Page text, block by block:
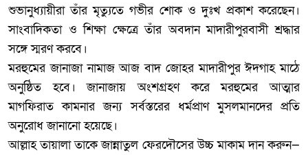
শুভানুধ্যায়ীরা তাঁর মৃত্যুতে গভীর শোক ও দুঃখ প্রকাশ করেছেন।
সাংবাদিকতা ও শিক্ষা ক্ষেত্রে তাঁর অবদান মাদারীপুরবাসী শ্রদ্ধার
সঙ্গে স্মরণ করবে।
মরহুমের জানাজা নামাজ আজ বাদ জোহর মাদারীপুর ঈদগাহ মাঠে
অনুষ্ঠিত হবে। জানাজায় অংশগ্রহণ করে মরহুমের আত্মার
মাগফিরাত কামনার জন্য সর্বস্তরের ধর্মপ্রাণ মুসলমানদের প্রতি
অনুরোধ জানানো হয়েছে।
আল্লাহ তায়ালা তাকে জান্নাতুল ফেরদৌসের উচ্চ মাকাম দান করুন—